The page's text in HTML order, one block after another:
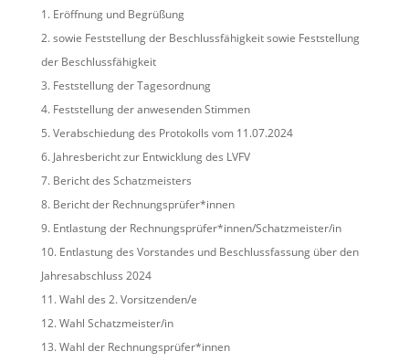
Eröffnung und Begrüßung
sowie Feststellung der Beschlussfähigkeit sowie Feststellung
der Beschlussfähigkeit
Feststellung der Tagesordnung
Feststellung der anwesenden Stimmen
Verabschiedung des Protokolls vom 11.07.2024
Jahresbericht zur Entwicklung des LVFV
Bericht des Schatzmeisters
Bericht der Rechnungsprüfer*innen
Entlastung der Rechnungsprüfer*innen/Schatzmeister/in
Entlastung des Vorstandes und Beschlussfassung über den
Jahresabschluss 2024
Wahl des 2. Vorsitzenden/e
Wahl Schatzmeister/in
Wahl der Rechnungsprüfer*innen